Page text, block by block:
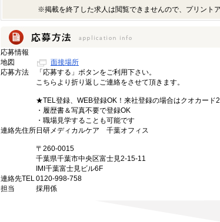
※掲載を終了した求人は閲覧できませんので、プリント
応募情報
地図
面接場所
応募方法
「応募する」ボタンをご利用下さい。
こちらより折り返しご連絡をさせて頂きます。
★TEL登録、WEB登録OK！来社登録の場合はクオカード
・履歴書＆写真不要で登録OK
・職場見学することも可能です
連絡先住所日研メディカルケア 千葉オフィス
〒260-0015
千葉県千葉市中央区富士見2-15-11
IMI千葉富士見ビル6F
連絡先TEL0120-998-758
担当
採用係